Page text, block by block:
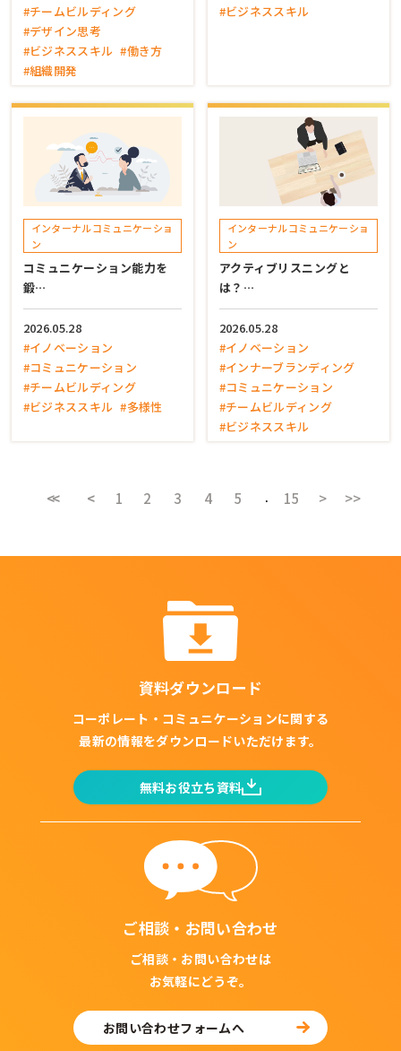
#チームビルディング
#デザイン思考
#ビジネススキル #働き方
#組織開発
#ビジネススキル
インターナルコミュニケーショ
ン
コミュニケーション能力を
鍛…
2026.05.28
#イノベーション
#コミュニケーション
#チームビルディング
#ビジネススキル #多様性
インターナルコミュニケーショ
ン
アクティブリスニングと
は？…
2026.05.28
#イノベーション
#インナーブランディング
#コミュニケーション
#チームビルディング
#ビジネススキル
<< < 1 2 3 4 5 15 > >>
資料ダウンロード
コーポレート・コミュニケーションに関する
最新の情報をダウンロードいただけます。
無料お役立ち資料
ご相談・お問い合わせ
ご相談・お問い合わせは
お気軽にどうぞ。
お問い合わせフォームへ